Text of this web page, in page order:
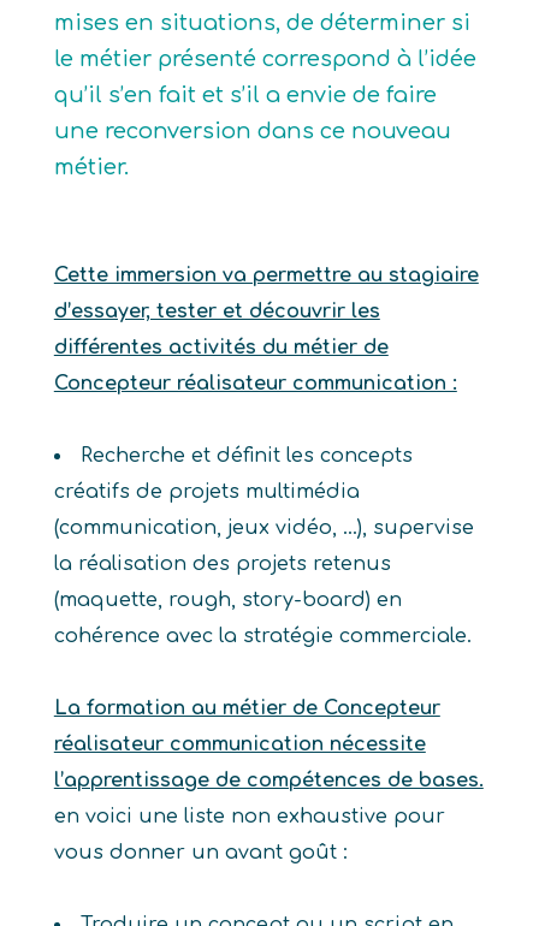
mises en situations, de déterminer si
le métier présenté correspond à l’idée
qu’il s’en fait et s’il a envie de faire
une reconversion dans ce nouveau
métier.
Cette immersion va permettre au stagiaire
d’essayer, tester et découvrir les
différentes activités du métier de
Concepteur réalisateur communication :
Recherche et définit les concepts
créatifs de projets multimédia
(communication, jeux vidéo, …), supervise
la réalisation des projets retenus
(maquette, rough, story-board) en
cohérence avec la stratégie commerciale.
La formation au métier de Concepteur
réalisateur communication nécessite
l’apprentissage de compétences de bases.
en voici une liste non exhaustive pour
vous donner un avant goût :